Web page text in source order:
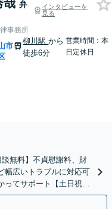
哉 弁
インタビューを
見る
事務所
市
柳川駅から
徒歩6分
営業時間：本
日定休日
談無料】不貞慰謝料、財
幅広いトラブルに対応可
ってサポート【土日祝／